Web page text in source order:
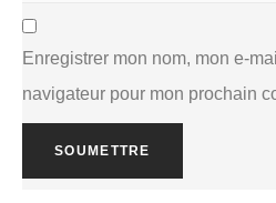
Enregistrer mon nom, mon e-
navigateur pour mon prochain